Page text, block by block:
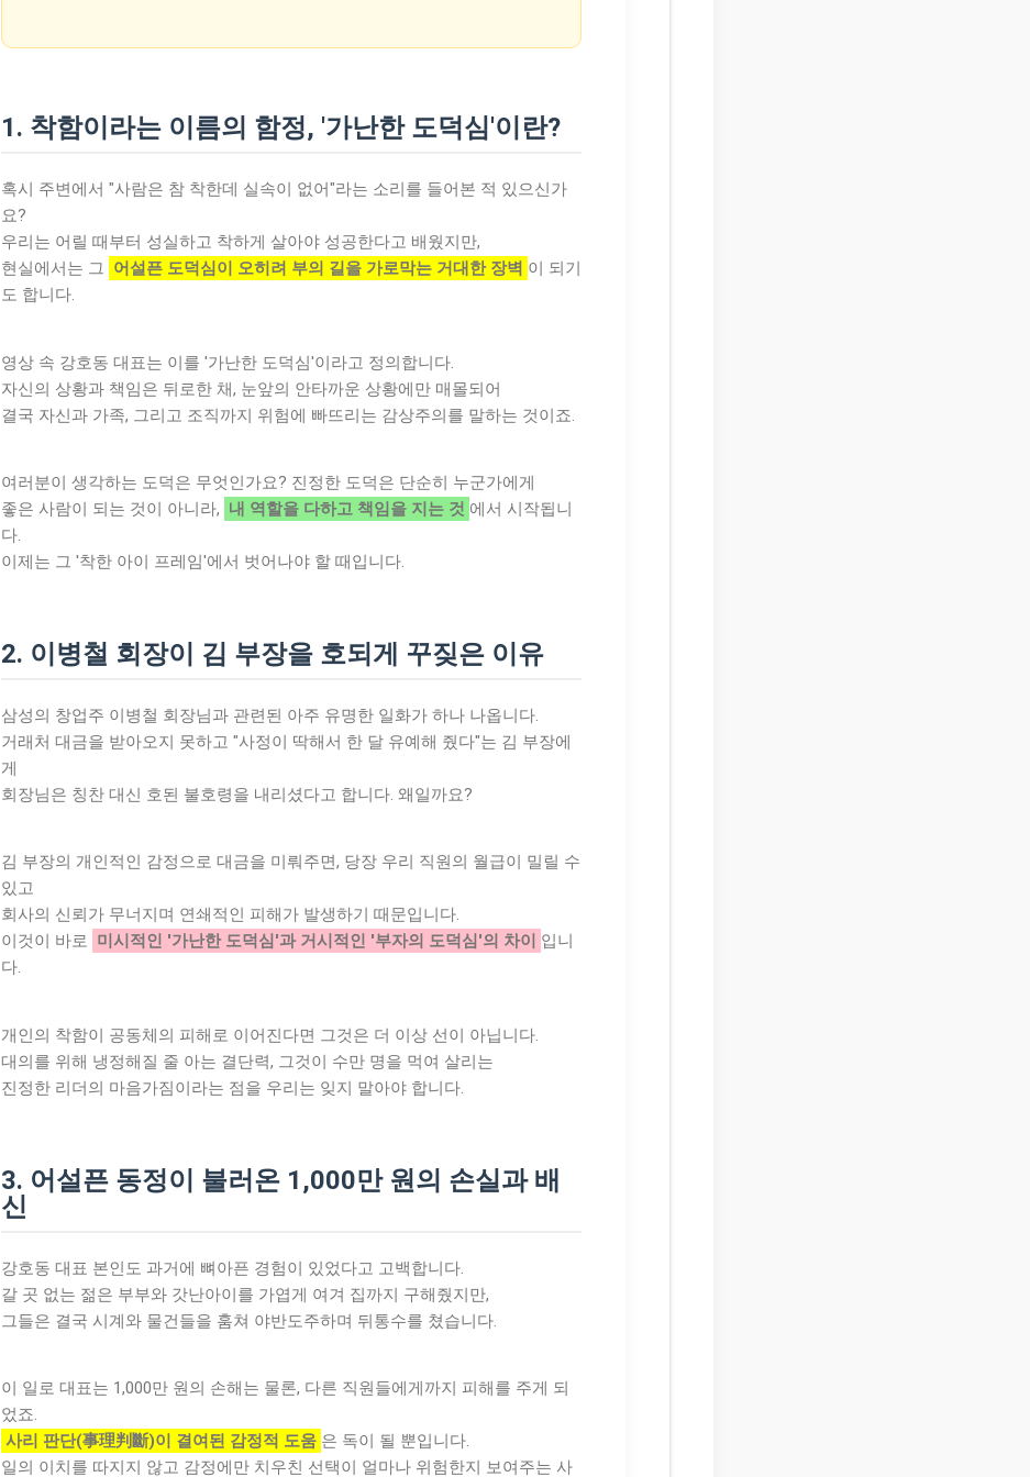
1. 착함이라는 이름의 함정, '가난한 도덕심'이란?
혹시 주변에서 "사람은 참 착한데 실속이 없어"라는 소리를 들어본 적 있으신가
요?
우리는 어릴 때부터 성실하고 착하게 살아야 성공한다고 배웠지만,
현실에서는 그 어설픈 도덕심이 오히려 부의 길을 가로막는 거대한 장벽 이 되기
도 합니다.
영상 속 강호동 대표는 이를 '가난한 도덕심'이라고 정의합니다.
자신의 상황과 책임은 뒤로한 채, 눈앞의 안타까운 상황에만 매몰되어
결국 자신과 가족, 그리고 조직까지 위험에 빠뜨리는 감상주의를 말하는 것이죠.
여러분이 생각하는 도덕은 무엇인가요? 진정한 도덕은 단순히 누군가에게
좋은 사람이 되는 것이 아니라, 내 역할을 다하고 책임을 지는 것 에서 시작됩니
다.
이제는 그 '착한 아이 프레임'에서 벗어나야 할 때입니다.
2. 이병철 회장이 김 부장을 호되게 꾸짖은 이유
삼성의 창업주 이병철 회장님과 관련된 아주 유명한 일화가 하나 나옵니다.
거래처 대금을 받아오지 못하고 "사정이 딱해서 한 달 유예해 줬다"는 김 부장에
게
회장님은 칭찬 대신 호된 불호령을 내리셨다고 합니다. 왜일까요?
김 부장의 개인적인 감정으로 대금을 미뤄주면, 당장 우리 직원의 월급이 밀릴 수
있고
회사의 신뢰가 무너지며 연쇄적인 피해가 발생하기 때문입니다.
이것이 바로 미시적인 '가난한 도덕심'과 거시적인 '부자의 도덕심'의 차이
입니
다.
개인의 착함이 공동체의 피해로 이어진다면 그것은 더 이상 선이 아닙니다.
대의를 위해 냉정해질 줄 아는 결단력, 그것이 수만 명을 먹여 살리는
진정한 리더의 마음가짐이라는 점을 우리는 잊지 말아야 합니다.
3. 어설픈 동정이 불러온 1,000만 원의 손실과 배
신
강호동 대표 본인도 과거에 뼈아픈 경험이 있었다고 고백합니다.
갈 곳 없는 젊은 부부와 갓난아이를 가엽게 여겨 집까지 구해줬지만,
그들은 결국 시계와 물건들을 훔쳐 야반도주하며 뒤통수를 쳤습니다.
이 일로 대표는 1,000만 원의 손해는 물론, 다른 직원들에게까지 피해를 주게 되
었죠.
사리 판단(事理判斷)이 결여된 감정적 도움 은 독이 될 뿐입니다.
일의 이치를 따지지 않고 감정에만 치우친 선택이 얼마나 위험한지 보여주는 사